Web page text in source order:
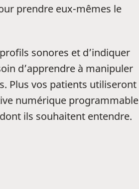
prendre eux-mêmes le
sonores et d’indiquer
d’apprendre à manipuler
Plus vos patients utiliseront
numérique programmable
ils souhaitent entendre.